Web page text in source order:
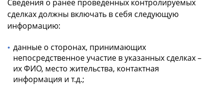
Сведения о ранее проведенных контролируемых
сделках должны включать в себя следующую
информацию:
данные о сторонах, принимающих
непосредственное участие в указанных сделках –
их ФИО, место жительства, контактная
информация и т.д.;